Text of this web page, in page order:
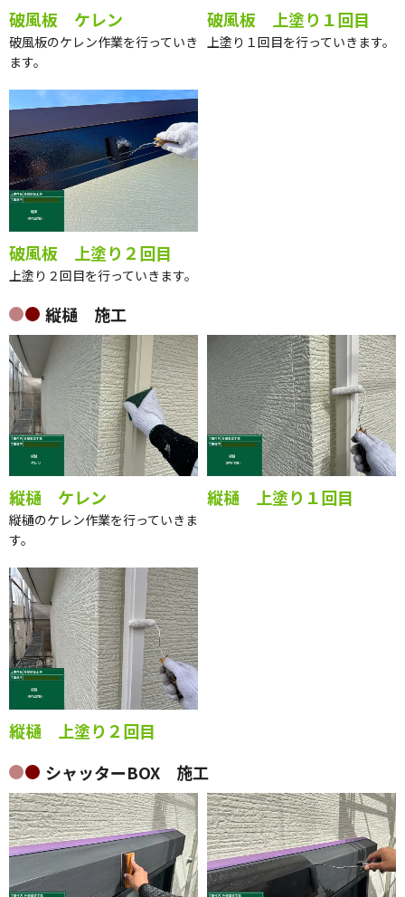
破風板 ケレン
破風板のケレン作業を行っていき
ます。
破風板 上塗り１回目
上塗り１回目を行っていきます。
破風板 上塗り２回目
上塗り２回目を行っていきます。
縦樋 施工
縦樋 ケレン
縦樋のケレン作業を行っていきま
す。
縦樋 上塗り１回目
縦樋 上塗り２回目
シャッターBOX 施工